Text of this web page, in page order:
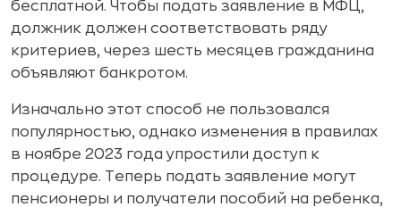
бесплатной. Чтобы подать заявление в МФЦ,
должник должен соответствовать ряду
критериев, через шесть месяцев гражданина
объявляют банкротом.
Изначально этот способ не пользовался
популярностью, однако изменения в правилах
в ноябре 2023 года упростили доступ к
процедуре. Теперь подать заявление могут
пенсионеры и получатели пособий на ребенка,